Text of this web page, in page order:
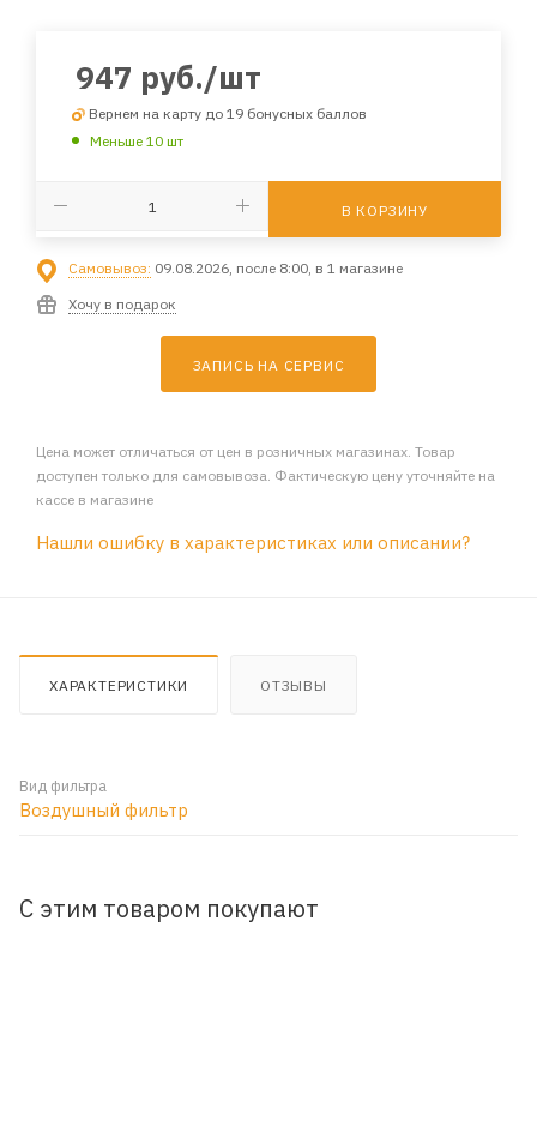
947 руб./шт
Вернем на карту до 19 бонусных баллов
Меньше 10 шт
В КОРЗИНУ
Самовывоз: 09.08.2026, после 8:00, в 1 магазине
Хочу в подарок
ЗАПИСЬ НА СЕРВИС
Цена может отличаться от цен в розничных магазинах. Товар
доступен только для самовывоза. Фактическую цену уточняйте на
кассе в магазине
Нашли ошибку в характеристиках или описании?
ХАРАКТЕРИСТИКИ ОТЗЫВЫ
Вид фильтра
Воздушный фильтр
С этим товаром покупают